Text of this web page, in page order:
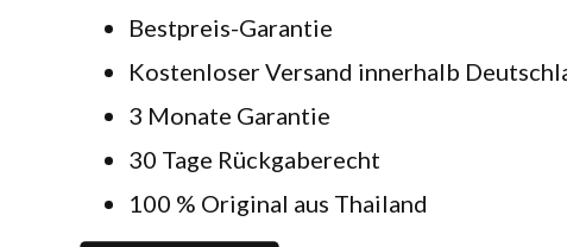
Bestpreis-Garantie
Kostenloser Versand innerhalb
3 Monate Garantie
30 Tage Rückgaberecht
100 % Original aus Thailand